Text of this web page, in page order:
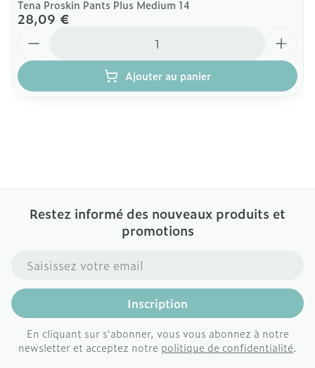
Tena Proskin Pants Plus Medium 14
28,09 €
Ajouter au panier
Restez informé des nouveaux produits et
promotions
Adresse mail
Inscription
En cliquant sur s'abonner, vous vous abonnez à notre
newsletter et acceptez notre politique de confidentialité.